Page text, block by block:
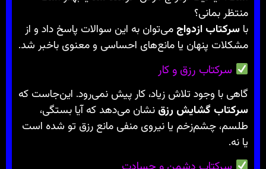
منتظر بمانی؟
با سرکتاب ازدواج می‌توان به این سوالات پاسخ داد و از
مشکلات پنهان یا مانع‌های احساسی و معنوی باخبر شد.
سرکتاب رزق و کار
گاهی با وجود تلاش زیاد، کار پیش نمی‌رود. این‌جاست که
سرکتاب گشایش رزق نشان می‌دهد که آیا بستگی،
طلسم، چشم‌زخم یا نیروی منفی مانع رزق تو شده است
یا نه.